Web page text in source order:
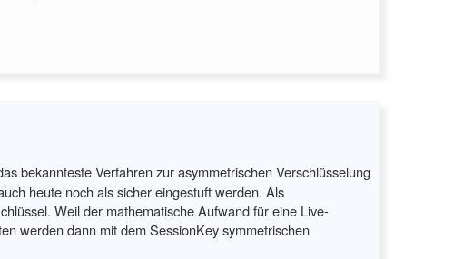
bekannteste Verfahren zur asymmetrischen Verschlüsselung
heute noch als sicher eingestuft werden. Als
Weil der mathematische Aufwand für eine Live-
werden dann mit dem SessionKey symmetrischen